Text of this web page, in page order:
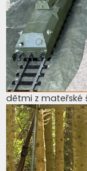
dětmi z mateřské